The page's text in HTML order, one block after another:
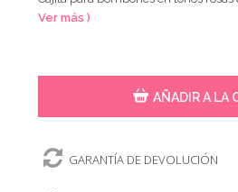
Ver más )
AÑADIR A LA
GARANTÍA DE DEVOLUCIÓN